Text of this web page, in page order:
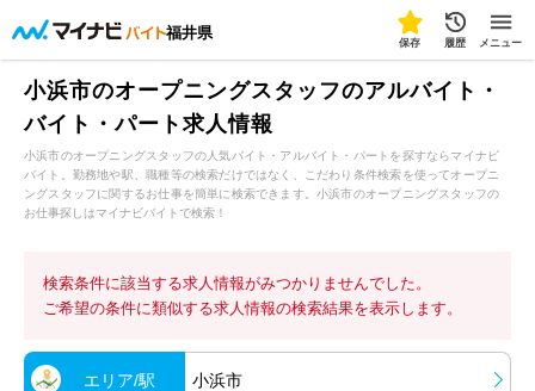
福井県
保存 履歴 メニュー
小浜市のオープニングスタッフのアルバイト・
バイト・パート求人情報
小浜市のオープニングスタッフの人気バイト・アルバイト・パートを探すならマイナビ
バイト。勤務地や駅、職種等の検索だけではなく、こだわり条件検索を使ってオープニ
ングスタッフに関するお仕事を簡単に検索できます。小浜市のオープニングスタッフの
お仕事探しはマイナビバイトで検索！
検索条件に該当する求人情報がみつかりませんでした。
ご希望の条件に類似する求人情報の検索結果を表示します。
エリア/駅 小浜市